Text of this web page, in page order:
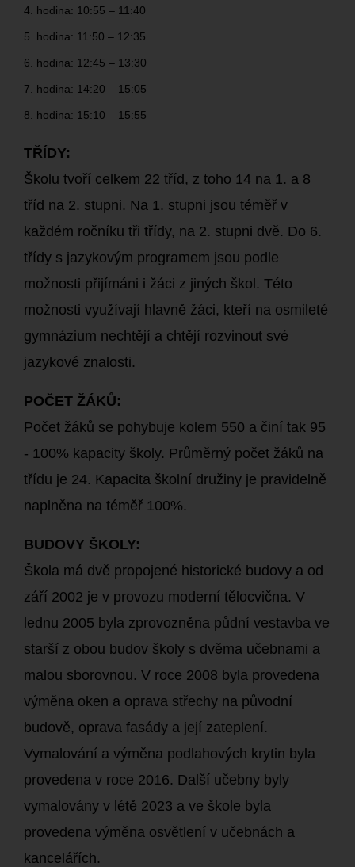
4. hodina: 10:55 – 11:40
5. hodina: 11:50 – 12:35
6. hodina: 12:45 – 13:30
7. hodina: 14:20 – 15:05
8. hodina: 15:10 – 15:55
TŘÍDY:
Školu tvoří celkem 22 tříd, z toho 14 na 1. a 8
tříd na 2. stupni. Na 1. stupni jsou téměř v
každém ročníku tři třídy, na 2. stupni dvě. Do 6.
třídy s jazykovým programem jsou podle
možnosti přijímáni i žáci z jiných škol. Této
možnosti využívají hlavně žáci, kteří na osmileté
gymnázium nechtějí a chtějí rozvinout své
jazykové znalosti.
POČET ŽÁKŮ:
Počet žáků se pohybuje kolem 550 a činí tak 95
- 100% kapacity školy. Průměrný počet žáků na
třídu je 24. Kapacita školní družiny je pravidelně
naplněna na téměř 100%.
BUDOVY ŠKOLY:
Škola má dvě propojené historické budovy a od
září 2002 je v provozu moderní tělocvična. V
lednu 2005 byla zprovozněna půdní vestavba ve
starší z obou budov školy s dvěma učebnami a
malou sborovnou. V roce 2008 byla provedena
výměna oken a oprava střechy na původní
budově, oprava fasády a její zateplení.
Vymalování a výměna podlahových krytin byla
provedena v roce 2016. Další učebny byly
vymalovány v létě 2023 a ve škole byla
provedena výměna osvětlení v učebnách a
kancelářích.